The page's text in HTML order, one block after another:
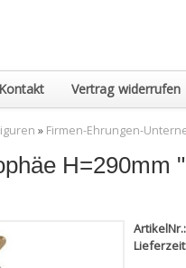
Kontakt Vertrag widerrufen
» Firmen-Ehrungen-
H=290mm
ArtikelNr.:
Lieferzeit